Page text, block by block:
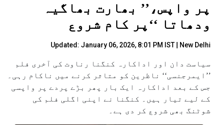
پر واپس،’’ بھارت بھاگیہ
ودھاتا ‘‘پر کام شروع
Updated: January 06, 2026, 8:01 PM IST | New Delhi
سیاست دان اور اداکارہ کنگنا رناوت کی آخری فلم
’’ایمرجنسی‘‘ ناظرین کو متاثر کرنے میں ناکام رہی۔
جس کے بعد اداکارہ ایک بار پھر بڑے پردے پر واپسی
کے لیے تیار ہیں۔ کنگنا نے اپنی اگلی فلم کی
شوٹنگ بھی شروع کر دی ہے۔